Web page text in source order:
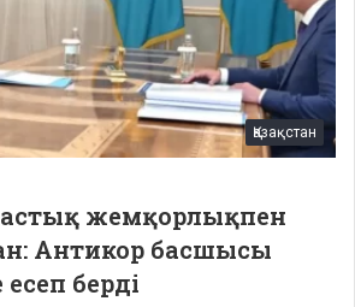
Қазақстан
жемқорлықпен
Антикор басшысы
берді